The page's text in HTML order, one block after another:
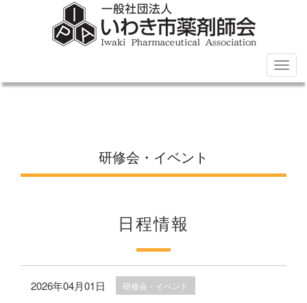
研修会・イベント
日程情報
2026年04月01日 研修会・イベント